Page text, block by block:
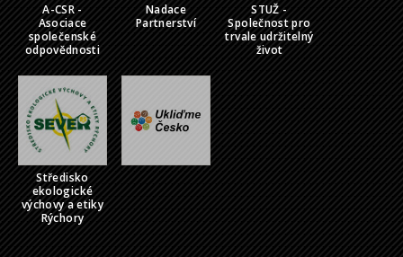
A-CSR -
Asociace
společenské
odpovědnosti
Nadace
Partnerství
STUŽ -
Společnost pro
trvale udržitelný
život
Středisko
ekologické
výchovy a etiky
Rýchory